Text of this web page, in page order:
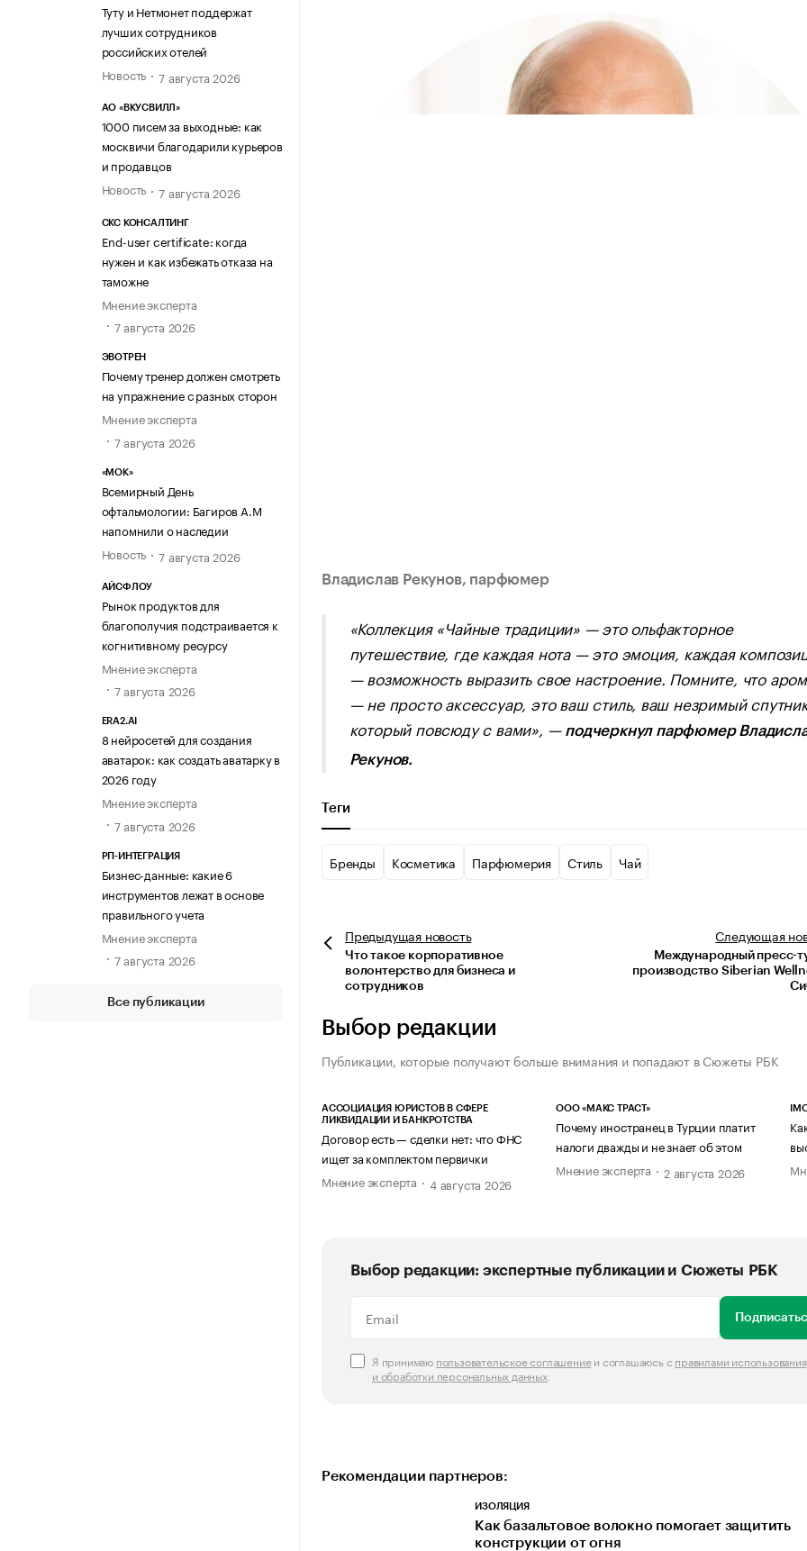
Туту и Нетмонет поддержат
лучших сотрудников
российских отелей
Новость
7 августа 2026
АО «ВКУСВИЛЛ»
1000 писем за выходные: как
москвичи благодарили курьеров
и продавцов
Новость
7 августа 2026
СКС КОНСАЛТИНГ
End-user certificate: когда
нужен и как избежать отказа на
таможне
Мнение эксперта
7 августа 2026
ЭВОТРЕН
Почему тренер должен смотреть
на упражнение с разных сторон
Мнение эксперта
7 августа 2026
«МОК»
Всемирный День
офтальмологии: Багиров А.М
напомнили о наследии
Новость
7 августа 2026
АЙСФЛОУ
Рынок продуктов для
благополучия подстраивается к
когнитивному ресурсу
Мнение эксперта
7 августа 2026
ERA2.AI
8 нейросетей для создания
аватарок: как создать аватарку в
2026 году
Мнение эксперта
7 августа 2026
РП-ИНТЕГРАЦИЯ
Бизнес-данные: какие 6
инструментов лежат в основе
правильного учета
Мнение эксперта
7 августа 2026
Все публикации
Владислав Рекунов, парфюмер
«Коллекция «Чайные традиции» — это ольфакторное
путешествие, где каждая нота — это эмоция, каждая
— возможность выразить свое настроение. Помните, что
— не просто аксессуар, это ваш стиль, ваш незримый
который повсюду с вами», — подчеркнул парфюмер
Рекунов.
Теги
Бренды Косметика Парфюмерия Стиль Чай
Предыдущая новость
Что такое корпоративное
волонтерство для бизнеса и
сотрудников
Следующая
Международный пресс-
производство Siberian
Выбор редакции
Публикации, которые получают больше внимания и попадают в Сюжеты РБК
АССОЦИАЦИЯ ЮРИСТОВ В СФЕРЕ
ЛИКВИДАЦИИ И БАНКРОТСТВА
Договор есть — сделки нет: что ФНС
ищет за комплектом первички
Мнение эксперта
4 августа 2026
ООО «МАКС ТРАСТ»
Почему иностранец в Турции платит
налоги дважды и не знает об этом
Мнение эксперта
2 августа 2026
Выбор редакции: экспертные публикации и Сюжеты РБК
Я принимаю пользовательское соглашениеи соглашаюсь с правилами использования
и обработки персональных данных.
Рекомендации партнеров:
ИЗОЛЯЦИЯ
Как базальтовое волокно помогает защитить
конструкции от огня